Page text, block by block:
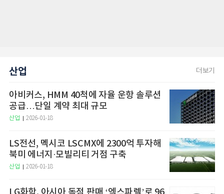
산업 더보기
아비커스, HMM 40척에 자율 운항 솔루션
공급…단일 계약 최대 규모
산업 2026-01-18
LS전선, 멕시코 LSCMX에 2300억 투자해
북미 에너지·모빌리티 거점 구축
산업 2026-01-18